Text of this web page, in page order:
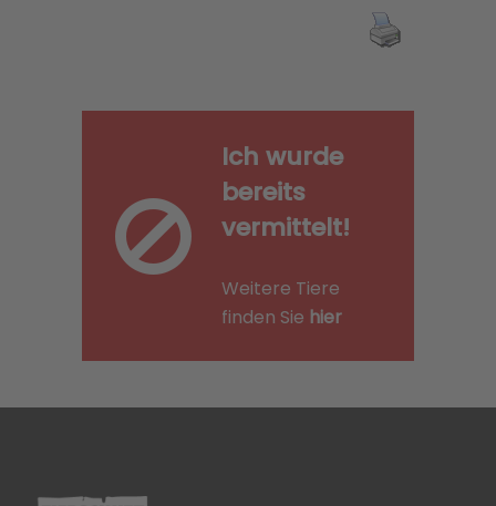
Ich wurde
bereits
vermittelt!
Weitere Tiere
finden Sie hier